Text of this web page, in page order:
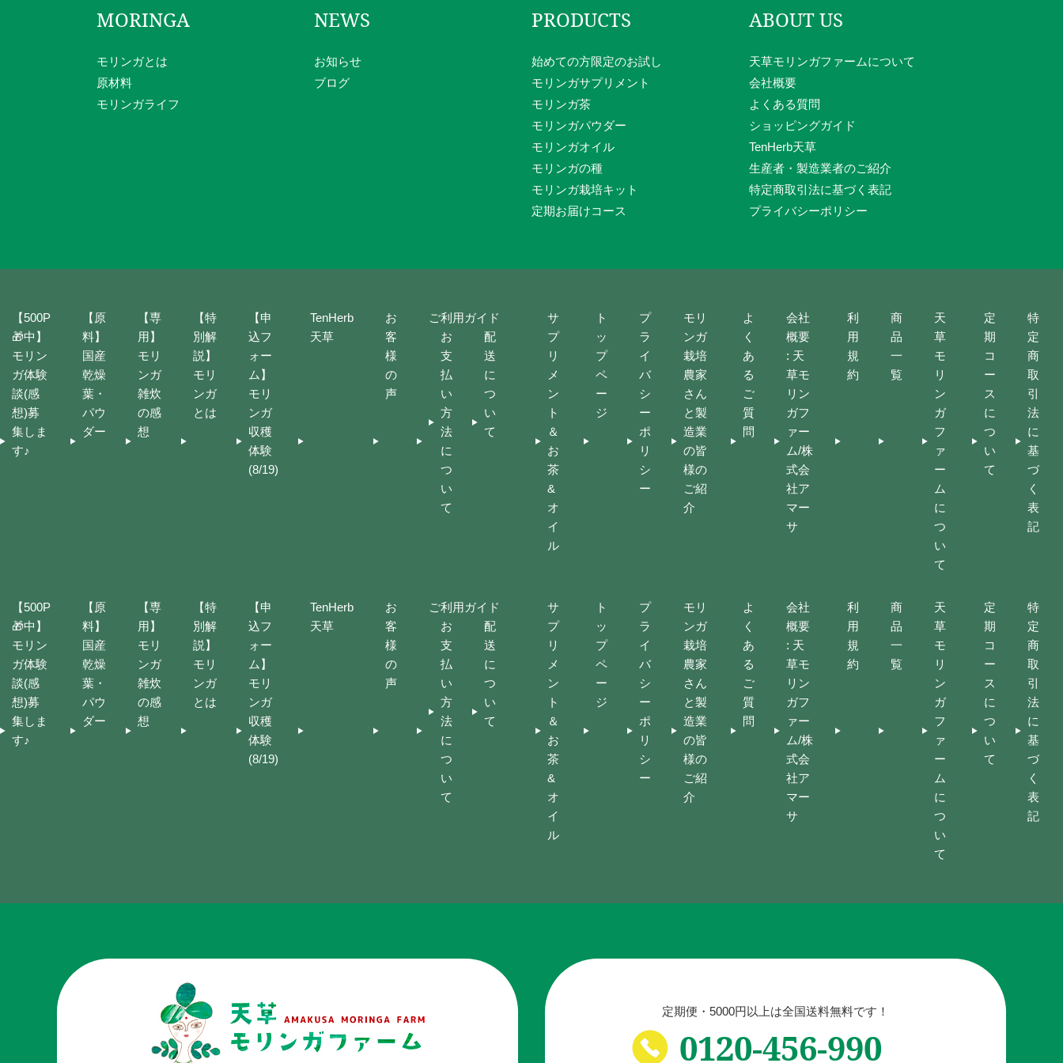
MORINGA
モリンガとは
原材料
モリンガライフ
NEWS
お知らせ
ブログ
PRODUCTS
始めての方限定のお試し
モリンガサプリメント
モリンガ茶
モリンガパウダー
モリンガオイル
モリンガの種
モリンガ栽培キット
定期お届けコース
ABOUT US
天草モリンガファームについて
会社概要
よくある質問
ショッピングガイド
TenHerb天草
生産者・製造業者のご紹介
特定商取引法に基づく表記
プライバシーポリシー
【500P
🎁中】
モリン
ガ体験
談(感
想)募
集しま
す♪
【原
料】
国産
乾燥
葉・
パウ
ダー
【専
用】
モリ
ンガ
雑炊
の感
想
【特
別解
説】
モリ
ンガ
とは
【申
込フ
ォー
ム】
モリ
ンガ
収穫
体験
(8/19)
TenHerb
天草
お
客
様
の
声
ご利用ガイド
お
支
払
い
方
法
に
つ
い
て
配
送
に
つ
い
て
サ
プ
リ
メ
ン
ト
＆
お
茶
&
オ
イ
ル
ト
ッ
プ
ペ
ー
ジ
プ
ラ
イ
バ
シ
ー
ポ
リ
シ
ー
モリ
ンガ
栽培
農家
さん
と製
造業
の皆
様の
ご紹
介
よ
く
あ
る
ご
質
問
会社
概要
: 天
草モ
リン
ガフ
ァー
ム/株
式会
社ア
マー
サ
利
用
規
約
商
品
一
覧
天
草
モ
リ
ン
ガ
フ
ァ
ー
ム
に
つ
い
て
定
期
コ
ー
ス
に
つ
い
て
特
定
商
取
引
法
に
基
づ
く
表
記
【500P
🎁中】
モリン
ガ体験
談(感
想)募
集しま
す♪
【原
料】
国産
乾燥
葉・
パウ
ダー
【専
用】
モリ
ンガ
雑炊
の感
想
【特
別解
説】
モリ
ンガ
とは
【申
込フ
ォー
ム】
モリ
ンガ
収穫
体験
(8/19)
TenHerb
天草
お
客
様
の
声
ご利用ガイド
お
支
払
い
方
法
に
つ
い
て
配
送
に
つ
い
て
サ
プ
リ
メ
ン
ト
＆
お
茶
&
オ
イ
ル
ト
ッ
プ
ペ
ー
ジ
プ
ラ
イ
バ
シ
ー
ポ
リ
シ
ー
モリ
ンガ
栽培
農家
さん
と製
造業
の皆
様の
ご紹
介
よ
く
あ
る
ご
質
問
会社
概要
: 天
草モ
リン
ガフ
ァー
ム/株
式会
社ア
マー
サ
利
用
規
約
商
品
一
覧
天
草
モ
リ
ン
ガ
フ
ァ
ー
ム
に
つ
い
て
定
期
コ
ー
ス
に
つ
い
て
特
定
商
取
引
法
に
基
づ
く
表
記
定期便・5000円以上は全国送料無料です！
0120-456-990